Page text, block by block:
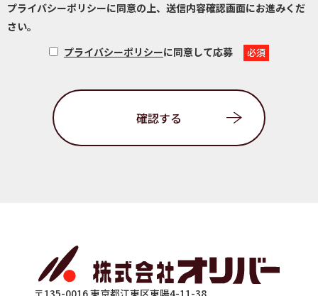
プライバシーポリシーに同意の上、 送信内容確認画面にお進みくだ
さい。
プライバシーポリシーに同意して応募
確認する
〒135-0016 東京都江東区東陽4-11-38